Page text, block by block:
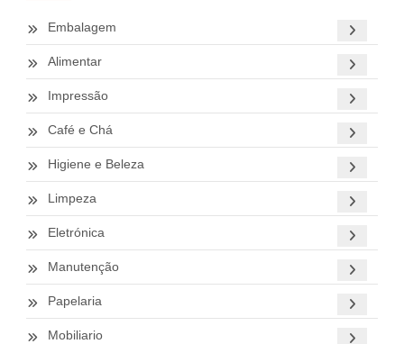
Embalagem
Alimentar
Impressão
Café e Chá
Higiene e Beleza
Limpeza
Eletrónica
Manutenção
Papelaria
Mobiliario